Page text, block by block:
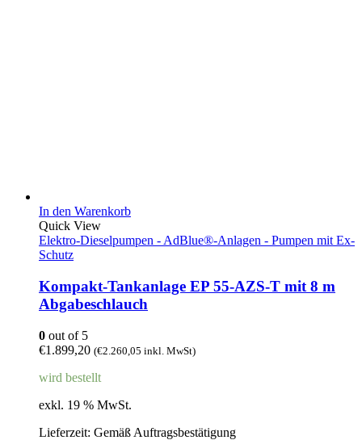
In den Warenkorb
Quick View
Elektro-Dieselpumpen - AdBlue®-Anlagen - Pumpen mit Ex-
Schutz
Kompakt-Tankanlage EP 55-AZS-T mit 8 m
Abgabeschlauch
0 out of 5
€1.899,20 (€2.260,05 inkl. MwSt)
wird bestellt
exkl. 19 % MwSt.
Lieferzeit: Gemäß Auftragsbestätigung